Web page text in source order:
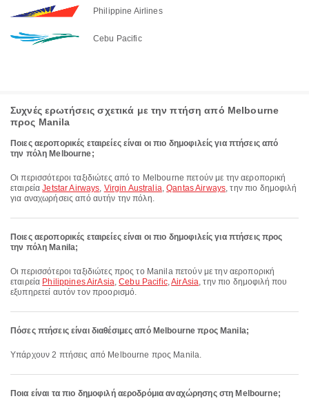
Philippine Airlines
Cebu Pacific
Συχνές ερωτήσεις σχετικά με την πτήση από Melbourne
προς Manila
Ποιες αεροπορικές εταιρείες είναι οι πιο δημοφιλείς για πτήσεις από
την πόλη Melbourne;
Οι περισσότεροι ταξιδιώτες από το Melbourne πετούν με την αεροπορική
εταιρείαJetstar Airways, Virgin Australia,Qantas Airways, την πιο δημοφιλή
για αναχωρήσεις από αυτήν την πόλη.
Ποιες αεροπορικές εταιρείες είναι οι πιο δημοφιλείς για πτήσεις προς
την πόλη Manila;
Οι περισσότεροι ταξιδιώτες προς το Manila πετούν με την αεροπορική
εταιρεία Philippines AirAsia,Cebu Pacific,AirAsia, την πιο δημοφιλή που
εξυπηρετεί αυτόν τον προορισμό.
Πόσες πτήσεις είναι διαθέσιμες από Melbourne προς Manila;
Υπάρχουν 2 πτήσεις από Melbourne προς Manila.
Ποια είναι τα πιο δημοφιλή αεροδρόμια αναχώρησης στη Melbourne;